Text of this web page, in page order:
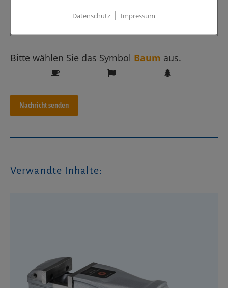
Bitte wählen Sie das Symbol Baum aus.
Verwandte Inhalte:
Datenschutz | Impressum